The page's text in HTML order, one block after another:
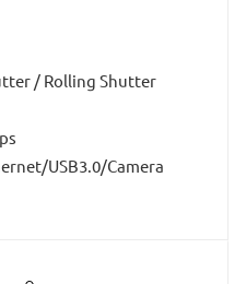
/ Rolling Shutter
USB3.0/Camera